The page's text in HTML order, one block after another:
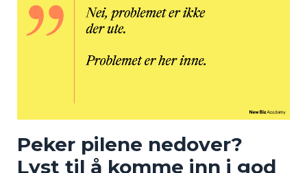
Peker pilene nedover?
Lyst til å komme inn i god